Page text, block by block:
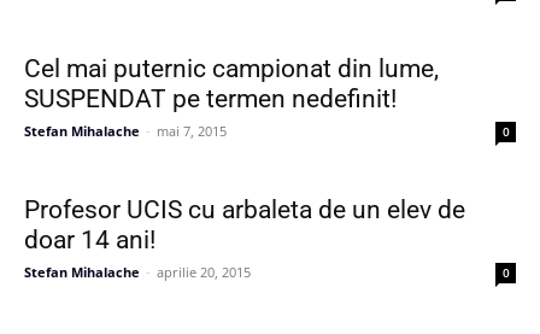
Cel mai puternic campionat din lume,
SUSPENDAT pe termen nedefinit!
Stefan Mihalache - mai 7, 2015 0
Profesor UCIS cu arbaleta de un elev de
doar 14 ani!
Stefan Mihalache - aprilie 20, 2015 0